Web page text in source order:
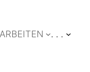
ARBEITEN . . .